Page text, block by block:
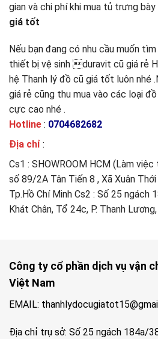
gian và chi phí khi mua tủ trưng
giá tốt
Nếu bạn đang có nhu cầu muốn
thiết bị vệ sinh duravit cũ giá rẻ
hệ Thanh lý đồ cũ giá tốt luôn nhé
giá rẻ cũng thu mua vào các loại
cực cao nhé .
Hotline : 0704682682
Địa chỉ :
Cs1 : SHOWROOM HCM (Làm
số 89/2A Tân Tiến 8 , Xã Xuân
Tp.Hồ Chí Minh Cs2 : Số 25 ngách
Khát Chân, Tổ 24c, P. Thanh
Công ty cổ phần dịch vụ vận
Việt Nam
EMAIL:
Địa chỉ trụ sở: Số 25 ngách 184a/